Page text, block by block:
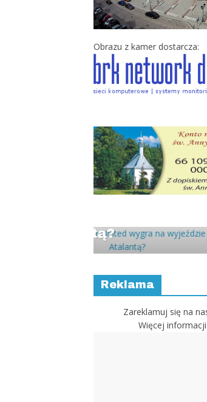
Obrazu z kamer dostarcza:
Rally Team
Reklama
Zareklamuj się na
Więcej